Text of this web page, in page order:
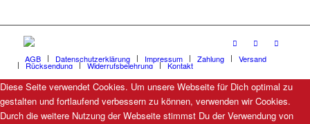
AGB Datenschutzerklärung Impressum Zahlung Versand
Rücksendung Widerrufsbelehrung Kontakt
Diese Seite verwendet Cookies. Um unsere Webseite für Dich optimal zu
gestalten und fortlaufend verbessern zu können, verwenden wir Cookies.
Durch die weitere Nutzung der Webseite stimmst Du der Verwendung von